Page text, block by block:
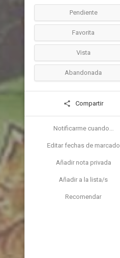
Pendiente
Favorita
Vista
Abandonada
Compartir
Notificarme cuando...
Editar fechas de marcado
Añadir nota privada
Añadir a la lista/s
Recomendar